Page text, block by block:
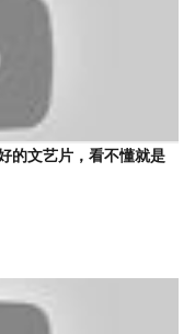
的文艺片，看不懂就是